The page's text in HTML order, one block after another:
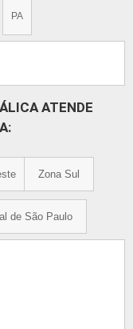
PA
ATENDE
Zona Sul
de São Paulo